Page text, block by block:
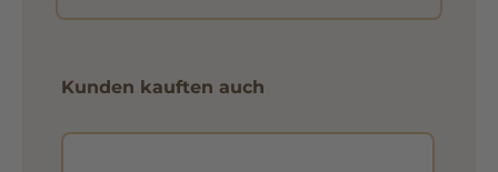
Kunden kauften auch